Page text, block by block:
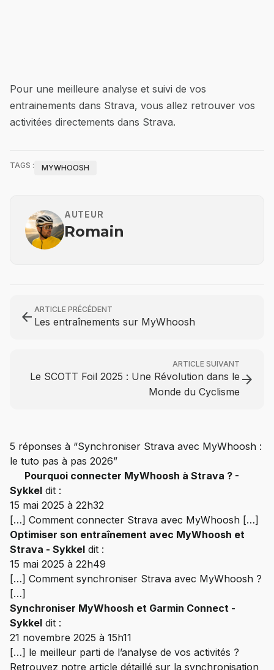
Pour une meilleure analyse et suivi de vos
entrainements dans Strava, vous allez retrouver vos
activitées directements dans Strava.
TAGS : MYWHOOSH
AUTEUR
Romain
arrow_back ARTICLE PRÉCÉDENT
Les entraînements sur MyWhoosh
ARTICLE SUIVANT
Le SCOTT Foil 2025 : Une Révolution dans le
Monde du Cyclisme
arrow_forward
5 réponses à “Synchroniser Strava avec MyWhoosh :
le tuto pas à pas 2026”
Pourquoi connecter MyWhoosh à Strava ? -
Sykkel dit :
15 mai 2025 à 22h32
[…] Comment connecter Strava avec MyWhoosh […]
Optimiser son entraînement avec MyWhoosh et
Strava - Sykkel dit :
15 mai 2025 à 22h49
[…] Comment synchroniser Strava avec MyWhoosh ?
[…]
Synchroniser MyWhoosh et Garmin Connect -
Sykkel dit :
21 novembre 2025 à 15h11
[…] le meilleur parti de l’analyse de vos activités ?
Retrouvez notre article détaillé sur la synchronisation